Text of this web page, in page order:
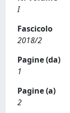
I
Fascicolo
2018/2
Pagine (da)
1
Pagine (a)
2